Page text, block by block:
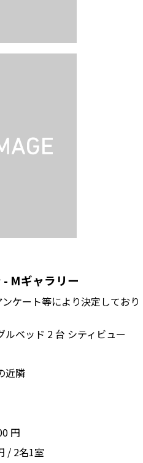
Mギャラリー
ケート等により決定しており
ベッド 2 台 シティビュー
近隣
円
/ 2名1室